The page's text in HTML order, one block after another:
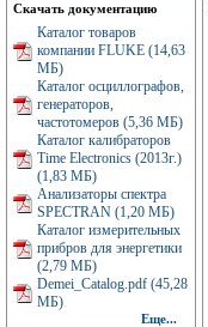
Скачать документацию
Каталог товаров
компании FLUKE (14,63
МБ)
Каталог осциллографов,
генераторов,
частотомеров (5,36 МБ)
Каталог калибраторов
Time Electronics (2013г.)
(1,83 МБ)
Анализаторы спектра
SPECTRAN (1,20 МБ)
Каталог измерительных
прибров для энергетики
(2,79 МБ)
Demei_Catalog.pdf (45,28
МБ)
Еще...